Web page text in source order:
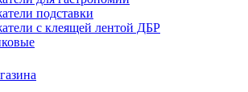
подставки
с клеящей лентой ДБР